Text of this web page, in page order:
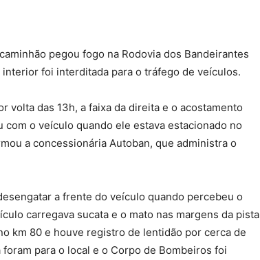
pegou fogo na Rodovia dos Bandeirantes
foi interditada para o tráfego de veículos.
volta das 13h, a faixa da direita e o acostamento
o veículo quando ele estava estacionado no
a concessionária Autoban, que administra o
a frente do veículo quando percebeu o
carregava sucata e o mato nas margens da pista
km 80 e houve registro de lentidão por cerca de
para o local e o Corpo de Bombeiros foi